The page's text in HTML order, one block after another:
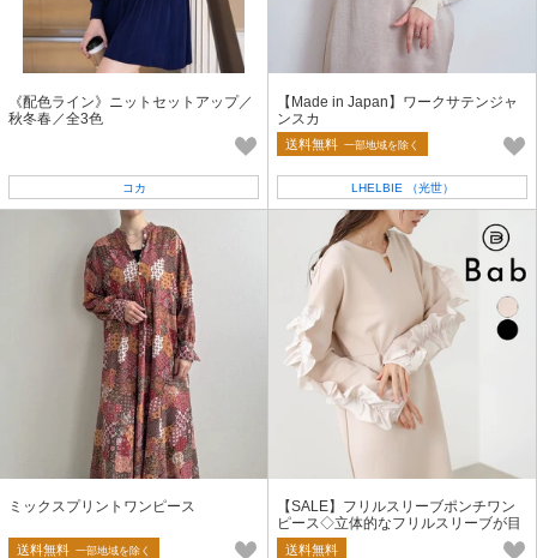
《配色ライン》ニットセットアップ／
秋冬春／全3色
コカ
【Made in Japan】ワークサテンジャ
ンスカ
送料無料 一部地域を除く
LHELBIE （光世）
ミックスプリントワンピース
送料無料 一部地域を除く
【SALE】フリルスリーブポンチワン
ピース◇立体的なフリルスリーブが目
を惹く 2026新作
送料無料